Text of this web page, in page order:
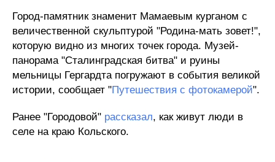
Город-памятник знаменит Мамаевым курганом с
величественной скульптурой "Родина-мать зовет!",
которую видно из многих точек города. Музей-
панорама "Сталинградская битва" и руины
мельницы Гергардта погружают в события великой
истории, сообщает "Путешествия с фотокамерой".
Ранее "Городовой" рассказал, как живут люди в
селе на краю Кольского.